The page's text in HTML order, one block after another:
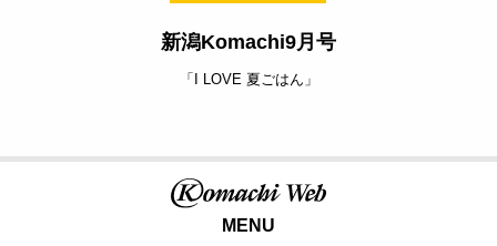
新潟Komachi9月号
「I LOVE 夏ごはん」
MENU